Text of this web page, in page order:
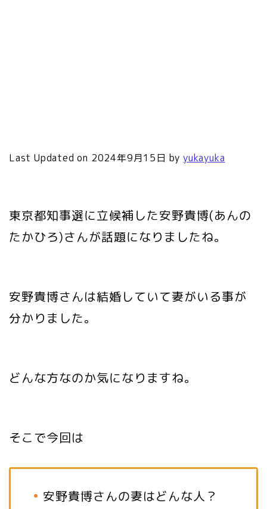
Last Updated on 2024年9月15日 byyukayuka
東京都知事選に立候補した安野貴博(あんの
たかひろ)さんが話題になりましたね。
安野貴博さんは結婚していて妻がいる事が
分かりました。
どんな方なのか気になりますね。
そこで今回は
安野貴博さんの妻はどんな人？